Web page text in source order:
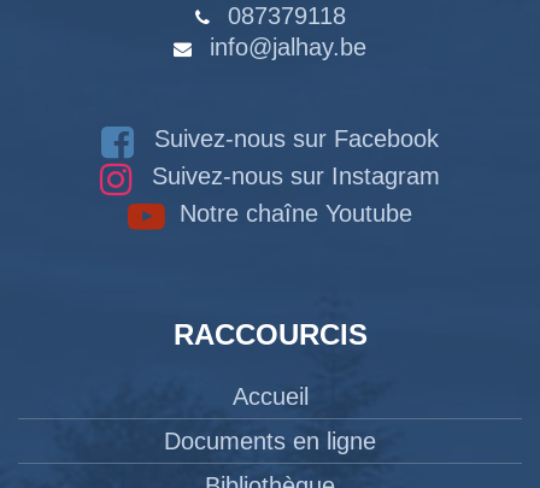
087379118
info@jalhay.be
Suivez-nous sur Facebook
Suivez-nous sur Instagram
Notre chaîne Youtube
RACCOURCIS
Accueil
Documents en ligne